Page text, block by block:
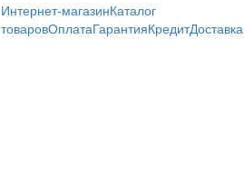
Интернет-магазинКаталог
товаровОплатаГарантияКредитДоставка